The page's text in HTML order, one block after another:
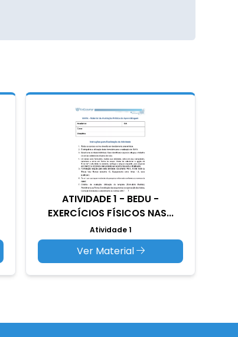
ATIVIDADE 1 - BEDU -
EXERCÍCIOS FÍSICOS NAS...
Atividade 1
Ver Material